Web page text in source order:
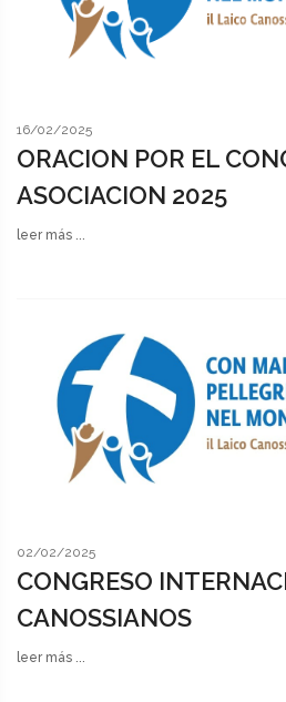
16/02/2025
ORACION POR EL
ASOCIACION 2025
leer más ...
02/02/2025
CONGRESO
CANOSSIANOS
leer más ...